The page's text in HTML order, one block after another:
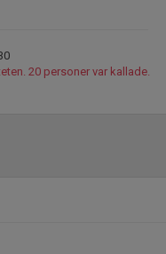
20 personer var kallade.